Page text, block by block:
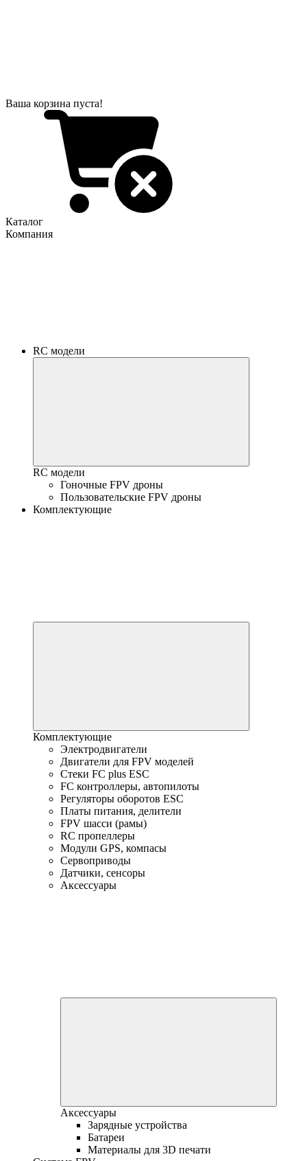
Ваша корзина пуста!
Каталог
Компания
RC модели
RC модели
Гоночные FPV дроны
Пользовательские FPV дроны
Комплектующие
Комплектующие
Электродвигатели
Двигатели для FPV моделей
Стеки FC plus ESC
FC контроллеры, автопилоты
Регуляторы оборотов ESC
Платы питания, делители
FPV шасси (рамы)
RC пропеллеры
Модули GPS, компасы
Сервоприводы
Датчики, сенсоры
Аксессуары
Аксессуары
Зарядные устройства
Батареи
Материалы для 3D печати